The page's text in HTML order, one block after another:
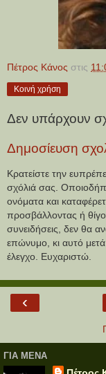
Πέτρος Κάνος στις
Κοινή χρήση
Δεν υπάρχουν
Δημοσίευση
Κρατείστε την
σχόλιά σας.
ονόματα και
προσβάλλοντας ή
συνειδήσεις, δεν θα
επώνυμο, κι αυτό
έλεγχο. Ευχαριστώ.
‹
ΓΙΑ ΜΕΝΑ